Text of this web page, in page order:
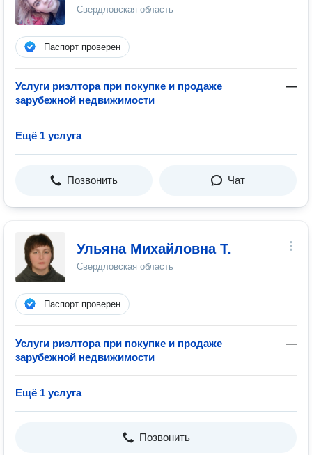
Свердловская область
Паспорт проверен
Услуги риэлтора при покупке и продаже
зарубежной недвижимости
—
Ещё 1 услуга
Позвонить Чат
Ульяна Михайловна Т.
Свердловская область
Паспорт проверен
Услуги риэлтора при покупке и продаже
зарубежной недвижимости
—
Ещё 1 услуга
Позвонить